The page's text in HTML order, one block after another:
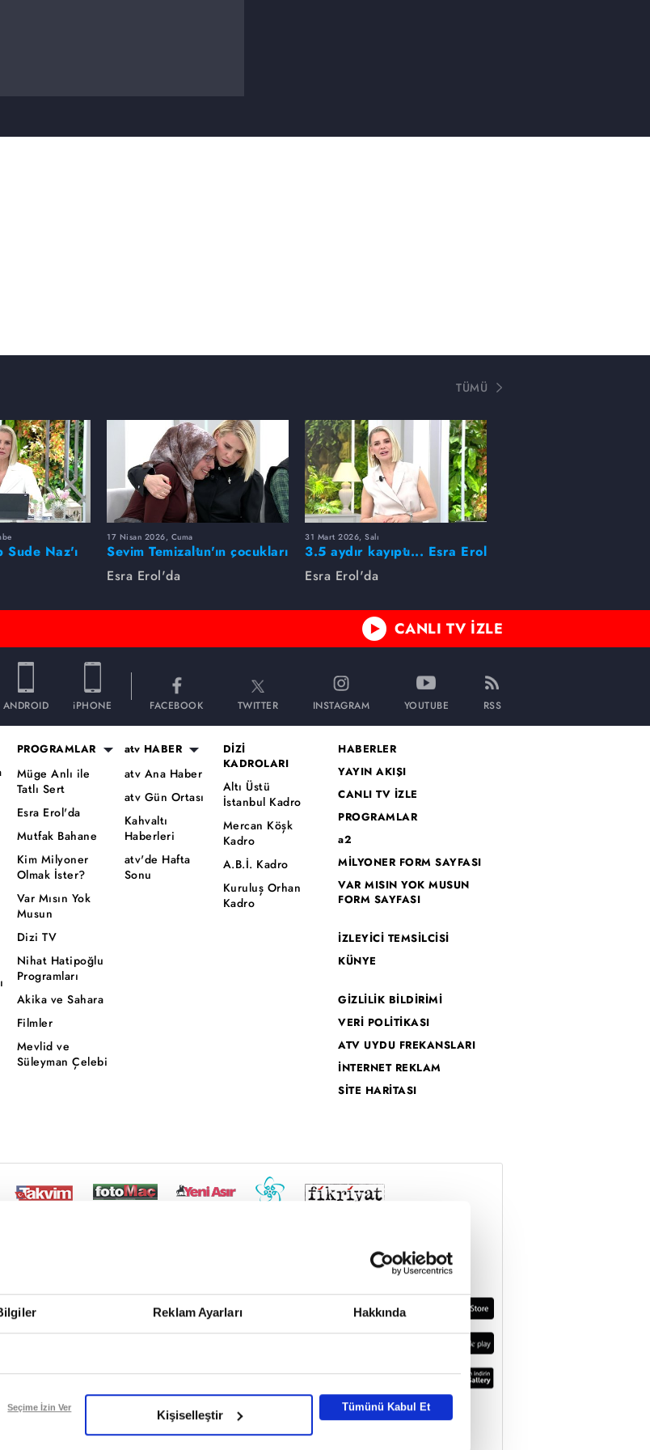
Reklam Ayarları Hakkında
Seçime İzin Ver
Kişiselleştir
Tümünü Kabul Et
TÜMÜ
Sude Naz'ı
17 Nisan 2026, Cuma
Sevim Temizaltın'ın çocukları
nerede?
Esra Erol'da
31 Mart 2026, Salı
3.5 aydır kayıptı... Esra Erol
buldu!
Esra Erol'da
CANLI TV İZLE
ANDROID iPHONE FACEBOOK TWITTER INSTAGRAM YOUTUBE RSS
PROGRAMLAR
Müge Anlı ile
Tatlı Sert
Esra Erol'da
Mutfak Bahane
Kim Milyoner
Olmak İster?
Var Mısın Yok
Musun
Dizi TV
Nihat Hatipoğlu
Programları
Akika ve Sahara
Filmler
Mevlid ve
Süleyman Çelebi
atv HABER
atv Ana Haber
atv Gün Ortası
Kahvaltı
Haberleri
atv'de Hafta
Sonu
DİZİ
KADROLARI
Altı Üstü
İstanbul Kadro
Mercan Köşk
Kadro
A.B.İ. Kadro
Kuruluş Orhan
Kadro
HABERLER
YAYIN AKIŞI
CANLI TV İZLE
PROGRAMLAR
a2
MİLYONER FORM SAYFASI
VAR MISIN YOK MUSUN
FORM SAYFASI
İZLEYİCİ TEMSİLCİSİ
KÜNYE
GİZLİLİK BİLDİRİMİ
VERİ POLİTİKASI
ATV UYDU FREKANSLARI
İNTERNET REKLAM
SİTE HARİTASI